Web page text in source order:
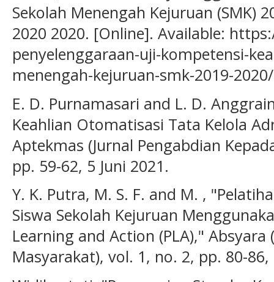
Sekolah Menengah Kejuruan (SMK)
2020 2020. [Online]. Available:
penyelenggaraan-uji-kompetensi-
menengah-kejuruan-smk-2019-
E. D. Purnamasari and L. D.
Keahlian Otomatisasi Tata Kelola
Aptekmas (Jurnal Pengabdian
pp. 59-62, 5 Juni 2021.
Y. K. Putra, M. S. F. and M. ,
Siswa Sekolah Kejuruan
Learning and Action (PLA)," Absyara
Masyarakat), vol. 1, no. 2, pp. 80-